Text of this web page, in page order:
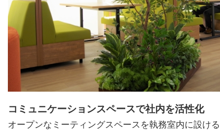
コミュニケーションスペースで社内を活性化
オープンなミーティングスペースを執務室内に設け